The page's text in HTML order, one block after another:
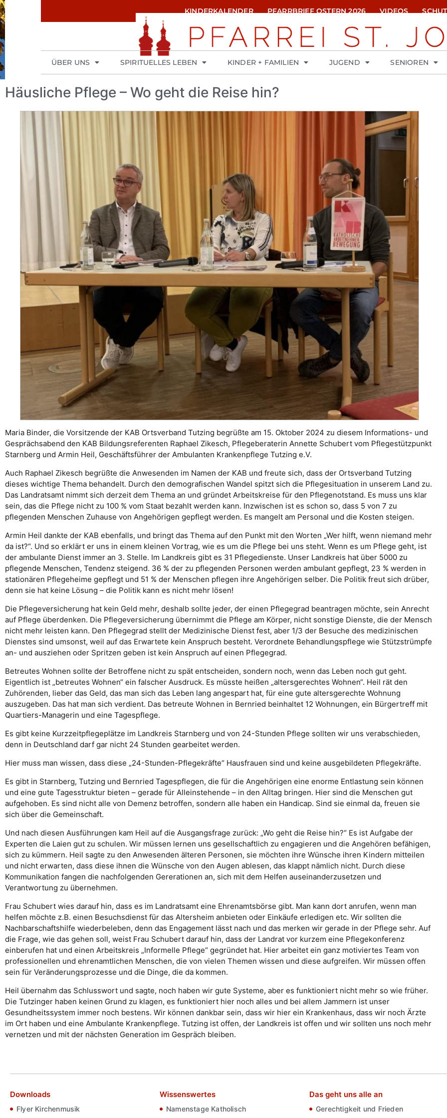
KINDERKALENDER PFARRBRIEF OSTERN 2026 VIDEOS
ÜBER UNS SPIRITUELLES LEBEN KINDER + FAMILIEN JUGEND SENIOREN
Häusliche Pflege – Wo geht die Reise hin?
Maria Binder, die Vorsitzende der KAB Ortsverband Tutzing begrüßte am 15. Oktober 2024 zu diesem Informations- und
Gesprächsabend den KAB Bildungsreferenten Raphael Zikesch, Pflegeberaterin Annette Schubert vom Pflegestützpunkt
Starnberg und Armin Heil, Geschäftsführer der Ambulanten Krankenpflege Tutzing e.V.
Auch Raphael Zikesch begrüßte die Anwesenden im Namen der KAB und freute sich, dass der Ortsverband Tutzing
dieses wichtige Thema behandelt. Durch den demografischen Wandel spitzt sich die Pflegesituation in unserem Land zu.
Das Landratsamt nimmt sich derzeit dem Thema an und gründet Arbeitskreise für den Pflegenotstand. Es muss uns klar
sein, das die Pflege nicht zu 100 % vom Staat bezahlt werden kann. Inzwischen ist es schon so, dass 5 von 7 zu
pflegenden Menschen Zuhause von Angehörigen gepflegt werden. Es mangelt am Personal und die Kosten steigen.
Armin Heil dankte der KAB ebenfalls, und bringt das Thema auf den Punkt mit den Worten „Wer hilft, wenn niemand mehr
da ist?“. Und so erklärt er uns in einem kleinen Vortrag, wie es um die Pflege bei uns steht. Wenn es um Pflege geht, ist
der ambulante Dienst immer an 3. Stelle. Im Landkreis gibt es 31 Pflegedienste. Unser Landkreis hat über 5000 zu
pflegende Menschen, Tendenz steigend. 36 % der zu pflegenden Personen werden ambulant gepflegt, 23 % werden in
stationären Pflegeheime gepflegt und 51 % der Menschen pflegen ihre Angehörigen selber. Die Politik freut sich drüber,
denn sie hat keine Lösung – die Politik kann es nicht mehr lösen!
Die Pflegeversicherung hat kein Geld mehr, deshalb sollte jeder, der einen Pflegegrad beantragen möchte, sein Anrecht
auf Pflege überdenken. Die Pflegeversicherung übernimmt die Pflege am Körper, nicht sonstige Dienste, die der Mensch
nicht mehr leisten kann. Den Pflegegrad stellt der Medizinische Dienst fest, aber 1/3 der Besuche des medizinischen
Dienstes sind umsonst, weil auf das Erwartete kein Anspruch besteht. Verordnete Behandlungspflege wie Stützstrümpfe
an- und ausziehen oder Spritzen geben ist kein Anspruch auf einen Pflegegrad.
Betreutes Wohnen sollte der Betroffene nicht zu spät entscheiden, sondern noch, wenn das Leben noch gut geht.
Eigentlich ist „betreutes Wohnen“ ein falscher Ausdruck. Es müsste heißen „altersgerechtes Wohnen“. Heil rät den
Zuhörenden, lieber das Geld, das man sich das Leben lang angespart hat, für eine gute altersgerechte Wohnung
auszugeben. Das hat man sich verdient. Das betreute Wohnen in Bernried beinhaltet 12 Wohnungen, ein Bürgertreff mit
Quartiers-Managerin und eine Tagespflege.
Es gibt keine Kurzzeitpflegeplätze im Landkreis Starnberg und von 24-Stunden Pflege sollten wir uns verabschieden,
denn in Deutschland darf gar nicht 24 Stunden gearbeitet werden.
Hier muss man wissen, dass diese „24-Stunden-Pflegekräfte“ Hausfrauen sind und keine ausgebildeten Pflegekräfte.
Es gibt in Starnberg, Tutzing und Bernried Tagespflegen, die für die Angehörigen eine enorme Entlastung sein können
und eine gute Tagesstruktur bieten – gerade für Alleinstehende – in den Alltag bringen. Hier sind die Menschen gut
aufgehoben. Es sind nicht alle von Demenz betroffen, sondern alle haben ein Handicap. Sind sie einmal da, freuen sie
sich über die Gemeinschaft.
Und nach diesen Ausführungen kam Heil auf die Ausgangsfrage zurück: „Wo geht die Reise hin?“ Es ist Aufgabe der
Experten die Laien gut zu schulen. Wir müssen lernen uns gesellschaftlich zu engagieren und die Angehören befähigen,
sich zu kümmern. Heil sagte zu den Anwesenden älteren Personen, sie möchten ihre Wünsche ihren Kindern mitteilen
und nicht erwarten, dass diese ihnen die Wünsche von den Augen ablesen, das klappt nämlich nicht. Durch diese
Kommunikation fangen die nachfolgenden Gererationen an, sich mit dem Helfen auseinanderzusetzen und
Verantwortung zu übernehmen.
Frau Schubert wies darauf hin, dass es im Landratsamt eine Ehrenamtsbörse gibt. Man kann dort anrufen, wenn man
helfen möchte z.B. einen Besuchsdienst für das Altersheim anbieten oder Einkäufe erledigen etc. Wir sollten die
Nachbarschaftshilfe wiederbeleben, denn das Engagement lässt nach und das merken wir gerade in der Pflege sehr. Auf
die Frage, wie das gehen soll, weist Frau Schubert darauf hin, dass der Landrat vor kurzem eine Pflegekonferenz
einberufen hat und einen Arbeitskreis „Informelle Pflege“ gegründet hat. Hier arbeitet ein ganz motiviertes Team von
professionellen und ehrenamtlichen Menschen, die von vielen Themen wissen und diese aufgreifen. Wir müssen offen
sein für Veränderungsprozesse und die Dinge, die da kommen.
Heil übernahm das Schlusswort und sagte, noch haben wir gute Systeme, aber es funktioniert nicht mehr so wie früher.
Die Tutzinger haben keinen Grund zu klagen, es funktioniert hier noch alles und bei allem Jammern ist unser
Gesundheitssystem immer noch bestens. Wir können dankbar sein, dass wir hier ein Krankenhaus, dass wir noch Ärzte
im Ort haben und eine Ambulante Krankenpflege. Tutzing ist offen, der Landkreis ist offen und wir sollten uns noch mehr
vernetzen und mit der nächsten Generation im Gespräch bleiben.
Downloads
Flyer Kirchenmusik
Wissenswertes
Namenstage Katholisch
Das geht uns alle an
Gerechtigkeit und Frieden